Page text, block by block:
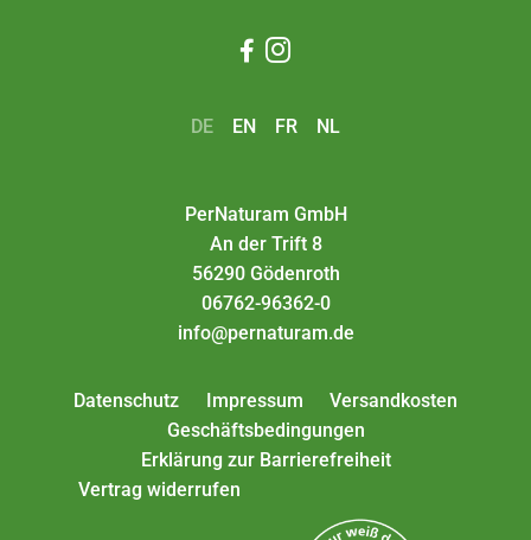
 
DE EN FR NL
PerNaturam GmbH
An der Trift 8
56290 Gödenroth
06762-96362-0
info@pernaturam.de
Datenschutz Impressum
Versandkosten
Geschäftsbedingungen
Erklärung zur Barrierefreiheit
Vertrag widerrufen